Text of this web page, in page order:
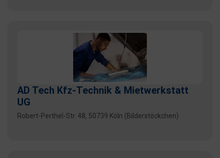
AD Tech Kfz-Technik & Mietwerkstatt
UG
Robert-Perthel-Str. 48, 50739 Köln (Bilderstöckchen)